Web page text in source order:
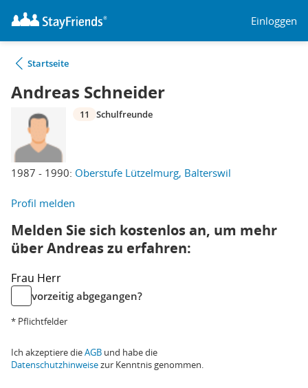
Einloggen
Startseite
Andreas Schneider
1987 - 1990: Oberstufe Lützelmurg, Balterswil
11 Schulfreunde
Profil melden
Melden Sie sich kostenlos an, um mehr
über Andreas zu erfahren:
Frau Herr
vorzeitig abgegangen?
* Pflichtfelder
Ich akzeptiere dieAGB und habe die
Datenschutzhinweisezur Kenntnis genommen.